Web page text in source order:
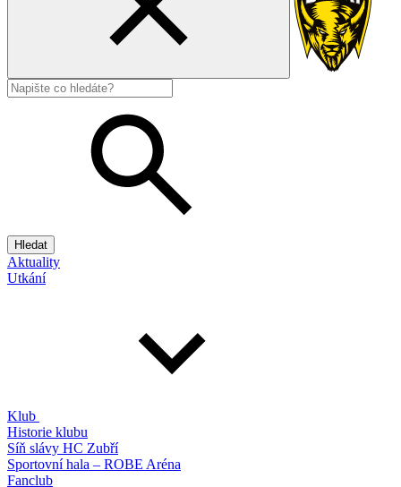
Hledat
Aktuality
Utkání
Klub
Historie klubu
Síň slávy HC Zubří
Sportovní hala – ROBE Aréna
Fanclub